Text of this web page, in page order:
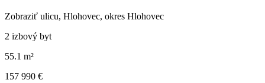
Zobraziť ulicu, Hlohovec, okres Hlohovec
2 izbový byt
55.1 m²
157 990 €